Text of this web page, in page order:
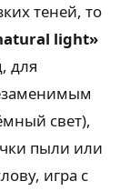
теней, то
light»
для
свет),
пыли или
игра с